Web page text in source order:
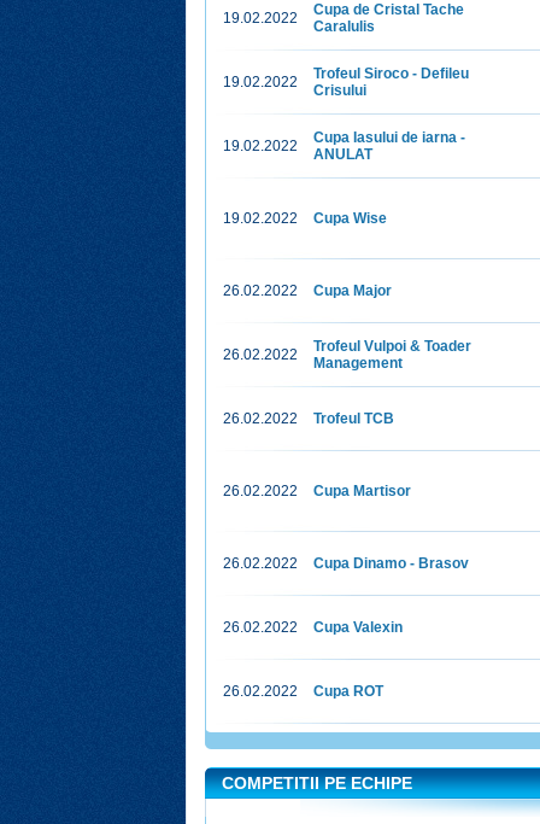
19.02.2022
Cupa de Cristal Tache
Caralulis
19.02.2022
Trofeul Siroco ‐ Defileu
Crisului
19.02.2022
Cupa Iasului de iarna -
ANULAT
19.02.2022 Cupa Wise
26.02.2022 Cupa Major
26.02.2022
Trofeul Vulpoi & Toader
Management
26.02.2022 Trofeul TCB
26.02.2022 Cupa Martisor
26.02.2022 Cupa Dinamo - Brasov
26.02.2022 Cupa Valexin
26.02.2022 Cupa ROT
COMPETITII PE ECHIPE